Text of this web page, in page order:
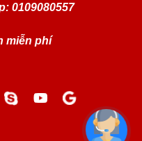
0109080557
miễn phí